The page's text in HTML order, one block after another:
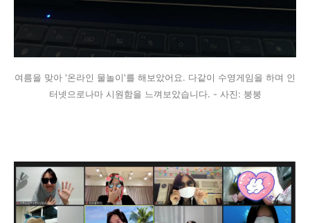
여름을 맞아 '온라인 물놀이'를 해보았어요. 다같이 수영게임을 하며 인
터넷으로나마 시원함을 느껴보았습니다. - 사진: 붕붕